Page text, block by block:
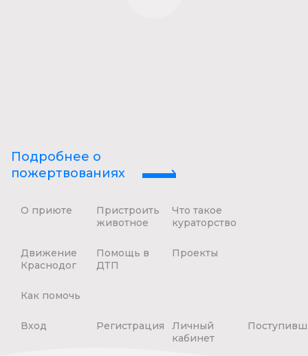
Подробнее о
пожертвованиях
О приюте
Пристроить
животное
Что такое
кураторство
Движение
Краснодог
Помощь в
ДТП
Проекты
Как помочь
Вход Регистрация
Личный
кабинет